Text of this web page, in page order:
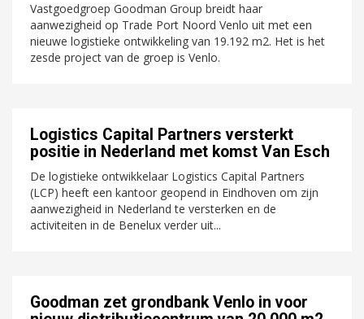
Vastgoedgroep Goodman Group breidt haar
aanwezigheid op Trade Port Noord Venlo uit met een
nieuwe logistieke ontwikkeling van 19.192 m2. Het is het
zesde project van de groep is Venlo.
Logistics Capital Partners versterkt
positie in Nederland met komst Van Esch
De logistieke ontwikkelaar Logistics Capital Partners
(LCP) heeft een kantoor geopend in Eindhoven om zijn
aanwezigheid in Nederland te versterken en de
activiteiten in de Benelux verder uit...
Goodman zet grondbank Venlo in voor